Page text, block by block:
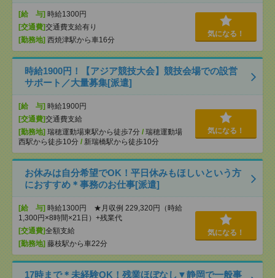
[給 与] 時給1300円
[交通費]交通費支給有り
[勤務地] 西焼津駅から車16分
気になる！
時給1900円！【アジア競技大会】競技会場での設営
サポート／大量募集[派遣]
[給 与] 時給1900円
[交通費]交通費支給
[勤務地] 瑞穂運動場東駅から徒歩7分 / 瑞穂運動場
西駅から徒歩10分 / 新瑞橋駅から徒歩10分
気になる！
お休みは自分希望でOK！平日休みもほしいという方
におすすめ＊事務のお仕事[派遣]
[給 与] 時給1300円 ★月収例 229,320円（時給
1,300円×8時間×21日）+残業代
[交通費]全額支給
[勤務地] 藤枝駅から車22分
気になる！
17時まで＊未経験OK！残業ほぼなし▼静岡で一般事